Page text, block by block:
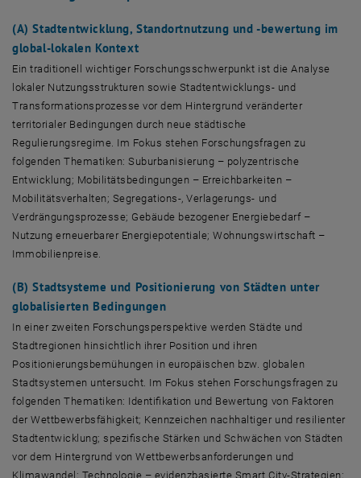
(A) Stadtentwicklung, Standortnutzung und -bewertung im
global-lokalen Kontext
Ein traditionell wichtiger Forschungsschwerpunkt ist die Analyse
lokaler Nutzungsstrukturen sowie Stadtentwicklungs- und
Transformationsprozesse vor dem Hintergrund veränderter
territorialer Bedingungen durch neue städtische
Regulierungsregime. Im Fokus stehen Forschungsfragen zu
folgenden Thematiken: Suburbanisierung – polyzentrische
Entwicklung; Mobilitätsbedingungen – Erreichbarkeiten –
Mobilitätsverhalten; Segregations-, Verlagerungs- und
Verdrängungsprozesse; Gebäude bezogener Energiebedarf –
Nutzung erneuerbarer Energiepotentiale; Wohnungswirtschaft –
Immobilienpreise.
(B) Stadtsysteme und Positionierung von Städten unter
globalisierten Bedingungen
In einer zweiten Forschungsperspektive werden Städte und
Stadtregionen hinsichtlich ihrer Position und ihren
Positionierungsbemühungen in europäischen bzw. globalen
Stadtsystemen untersucht. Im Fokus stehen Forschungsfragen zu
folgenden Thematiken: Identifikation und Bewertung von Faktoren
der Wettbewerbsfähigkeit; Kennzeichen nachhaltiger und resilienter
Stadtentwicklung; spezifische Stärken und Schwächen von Städten
vor dem Hintergrund von Wettbewerbsanforderungen und
Klimawandel; Technologie – evidenzbasierte Smart City-Strategien;